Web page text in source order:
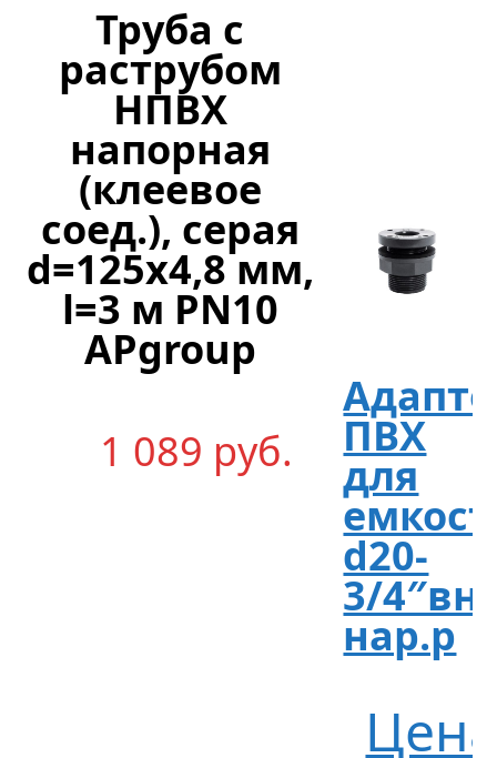
Труба с
раструбом
НПВХ
напорная
(клеевое
соед.), серая
d=125х4,8 мм,
l=3 м PN10
APgroup
1 089 руб. ПВХ
для
d20-
3/
нар.р